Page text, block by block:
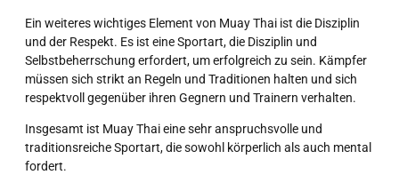
Ein weiteres wichtiges Element von Muay Thai ist die Disziplin
und der Respekt. Es ist eine Sportart, die Disziplin und
Selbstbeherrschung erfordert, um erfolgreich zu sein. Kämpfer
müssen sich strikt an Regeln und Traditionen halten und sich
respektvoll gegenüber ihren Gegnern und Trainern verhalten.
Insgesamt ist Muay Thai eine sehr anspruchsvolle und
traditionsreiche Sportart, die sowohl körperlich als auch mental
fordert.